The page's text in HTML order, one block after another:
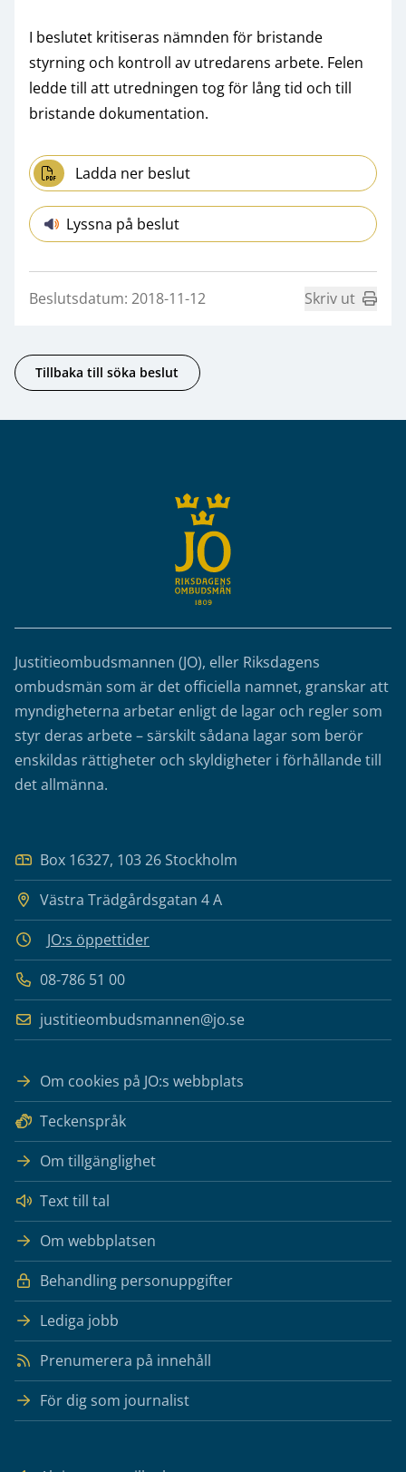
I beslutet kritiseras nämnden för bristande
styrning och kontroll av utredarens arbete. Felen
ledde till att utredningen tog för lång tid och till
bristande dokumentation.
Ladda ner beslut
Lyssna på beslut
Beslutsdatum: 2018-11-12 Skriv ut
Tillbaka till söka beslut
Justitieombudsmannen (JO), eller Riksdagens
ombudsmän som är det officiella namnet, granskar att
myndigheterna arbetar enligt de lagar och regler som
styr deras arbete – särskilt sådana lagar som berör
enskildas rättigheter och skyldigheter i förhållande till
det allmänna.
Box 16327, 103 26 Stockholm
Västra Trädgårdsgatan 4 A
JO:s öppettider
08-786 51 00
justitieombudsmannen@jo.se
Om cookies på JO:s webbplats
Teckenspråk
Om tillgänglighet
Text till tal
Om webbplatsen
Behandling personuppgifter
Lediga jobb
Prenumerera på innehåll
För dig som journalist